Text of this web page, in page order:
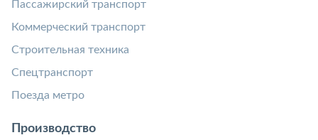
Пассажирский транспорт
Коммерческий транспорт
Строительная техника
Спецтранспорт
Поезда метро
Производство